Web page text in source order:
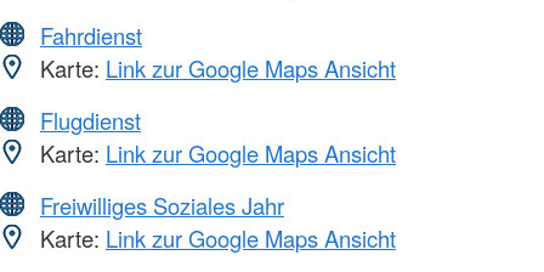
Fahrdienst
Karte: Link zur Google Maps Ansicht
Flugdienst
Karte: Link zur Google Maps Ansicht
Freiwilliges Soziales Jahr
Karte: Link zur Google Maps Ansicht